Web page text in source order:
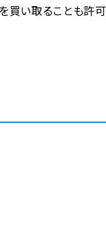
い取ることも許可